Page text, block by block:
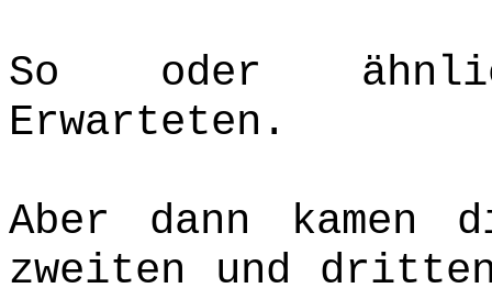
So oder
Erwarteten.
Aber dann kamen
zweiten und